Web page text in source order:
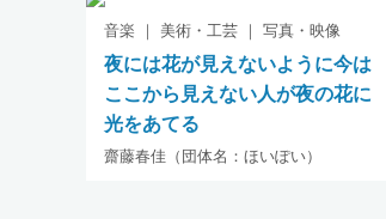
音楽 ｜ 美術・工芸 ｜ 写真・映像
夜には花が見えないように今は
ここから見えない人が夜の花に
光をあてる
齋藤春佳（団体名：ほいぽい）